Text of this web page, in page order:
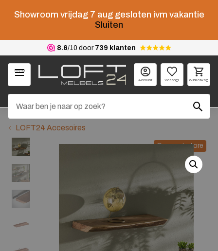
Showroom vrijdag 7 aug gesloten ivm vakantie
Sluiten
8.6/10 door 739 klanten
Menu
Account Verlangl. Winkelwag.
LOFT24 Accesoires
Concept store